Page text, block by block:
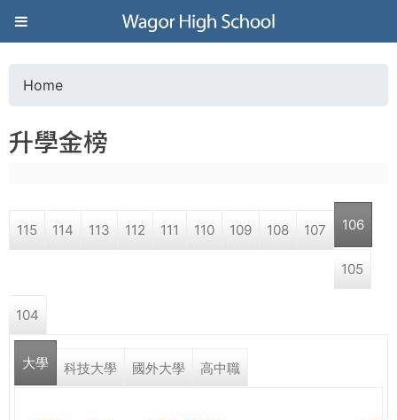
Jump to navigation
葳
格
高
學
際．
o
a
e
h
Home
升學金榜
115 114 113 112 111 110 109 108 107 106
105
104
大學 科技大學 國外大學 高中職